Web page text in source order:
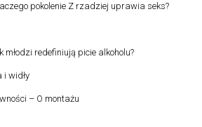
pokolenie Z rzadziej uprawia seks?
redefiniują picie alkoholu?
i widły
– O montażu